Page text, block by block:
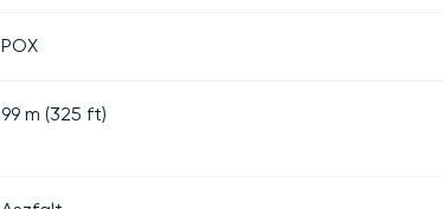
POX
99 m (325 ft)